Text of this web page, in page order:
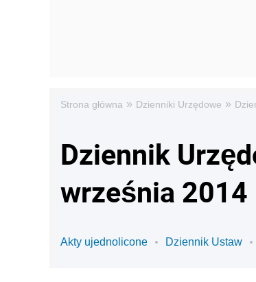
Strona główna » Dzienniki Urzędowe »
Dziennik
września 2014
Akty ujednolicone Dziennik Ustaw